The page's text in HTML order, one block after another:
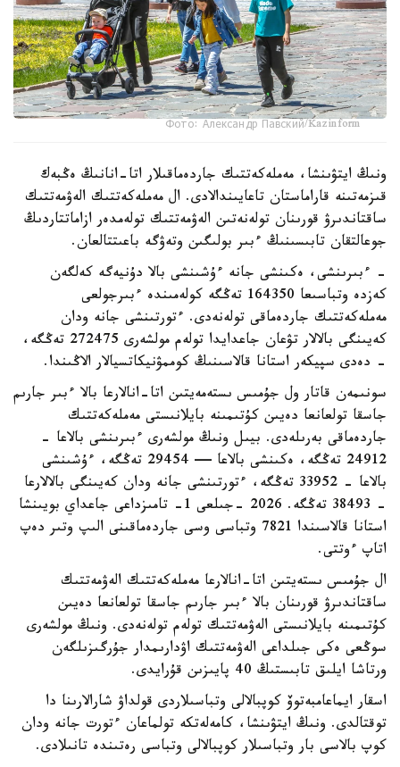
Фото: Александр Павский/Kazinform
ونىڭ ايتۋىنشا، مەملەكەتتىك جاردەماقىلار اتا-انانىڭ ەڭبەك
قىزمەتىنە قاراماستان تاعايىندالادى. ال مەملەكەتتىك الەۋمەتتىك
ساقتاندىرۋ قورىنان تولەنەتىن الەۋمەتتىك تولەمدەر ازاماتتاردىڭ
جوعالتقان تابىسىنىڭ ءبىر بولىگىن وتەۋگە باعىتتالعان.
- ءبىرىنشى، ەكىنشى جانە ءۇشىنشى بالا دۇنيەگە كەلگەن
كەزدە وتباسىعا 164350 تەڭگە كولەمىندە ءبىرجولعى
مەملەكەتتىك جاردەماقى تولەنەدى. ءتورتىنشى جانە ودان
كەيىنگى بالالار تۋعان جاعدايدا تولەم مولشەرى 272475 تەڭگە،
- دەدى سپيكەر استانا قالاسىنىڭ كوممۋنيكاتسيالار الاڭىندا.
سونىمەن قاتار ول جۇمىس ىستەمەيتىن اتا-انالارعا بالا ءبىر جارىم
جاسقا تولعانعا دەيىن كۇتىمىنە بايلانىستى مەملەكەتتىك
جاردەماقى بەرىلەدى. بيىل ونىڭ مولشەرى ءبىرىنشى بالاعا -
24912 تەڭگە، ەكىنشى بالاعا — 29454 تەڭگە، ءۇشىنشى
بالاعا - 33952 تەڭگە، ءتورتىنشى جانە ودان كەيىنگى بالالارعا
- 38493 تەڭگە. 2026 -جىلعى 1- تامىزداعى جاعداي بويىنشا
استانا قالاسىندا 7821 وتباسى وسى جاردەماقىنى الىپ وتىر دەپ
اتاپ ءوتتى.
ال جۇمىس ىستەيتىن اتا-انالارعا مەملەكەتتىك الەۋمەتتىك
ساقتاندىرۋ قورىنان بالا ءبىر جارىم جاسقا تولعانعا دەيىن
كۇتىمىنە بايلانىستى الەۋمەتتىك تولەم تولەنەدى. ونىڭ مولشەرى
سوڭعى ەكى جىلداعى الەۋمەتتىك اۋدارىمدار جۇرگىزىلگەن
ورتاشا ايلىق تابىستىڭ 40 پايىزىن قۇرايدى.
اسقار ايماعامبەتوۆ كوپبالالى وتباسىلاردى قولداۋ شارالارىنا دا
توقتالدى. ونىڭ ايتۋىنشا، كامەلەتكە تولماعان ءتورت جانە ودان
كوپ بالاسى بار وتباسىلار كوپبالالى وتباسى رەتىندە تانىلادى.